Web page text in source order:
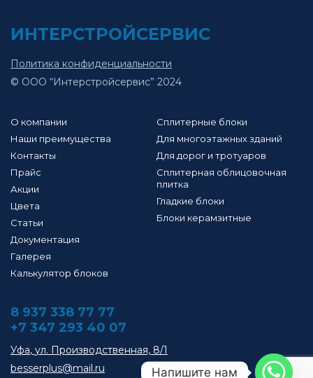
ИНТЕРСТРОЙСЕРВИС
Политика конфиденциальности
© ООО “Интерстройсервис” 2024
О компании
Наши преимущества
Контакты
Прайс
Акции
Цвета
Статьи
Документация
Галерея
Калькулятор блоков
Сплитерные блоки
Для многоэтажных зданий
Для дорог и тротуаров
Сплитерная облицовочная
плитка
Гладкие блоки
Блоки керамзитные
8 937 338 77 77
+7 347 293 40 07
Уфа, ул. Производственная, 8/1
besserplus@mail.ru
Напишите нам